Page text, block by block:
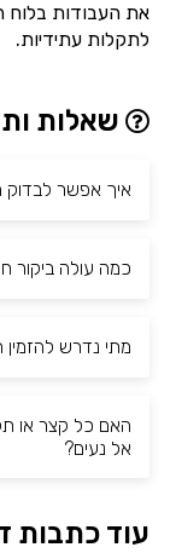
את העבודות בלוח
לתקלות עתידיות.
שאלות
איך אפשר
כמה עולה ביקור
מתי נדרש
האם כל קצר או
אל נעים?
עוד כתבות